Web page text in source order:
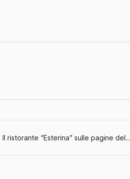
Il ristorante “Esterina” sulle pagine del...